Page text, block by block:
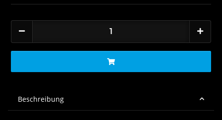
Beschreibung